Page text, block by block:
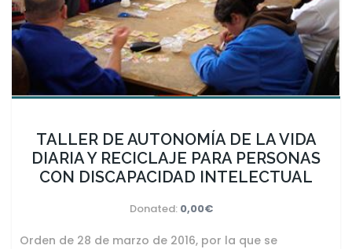
TALLER DE AUTONOMÍA DE LA VIDA
DIARIA Y RECICLAJE PARA PERSONAS
CON DISCAPACIDAD INTELECTUAL
Donated: 0,00€
Orden de 28 de marzo de 2016, por la que se